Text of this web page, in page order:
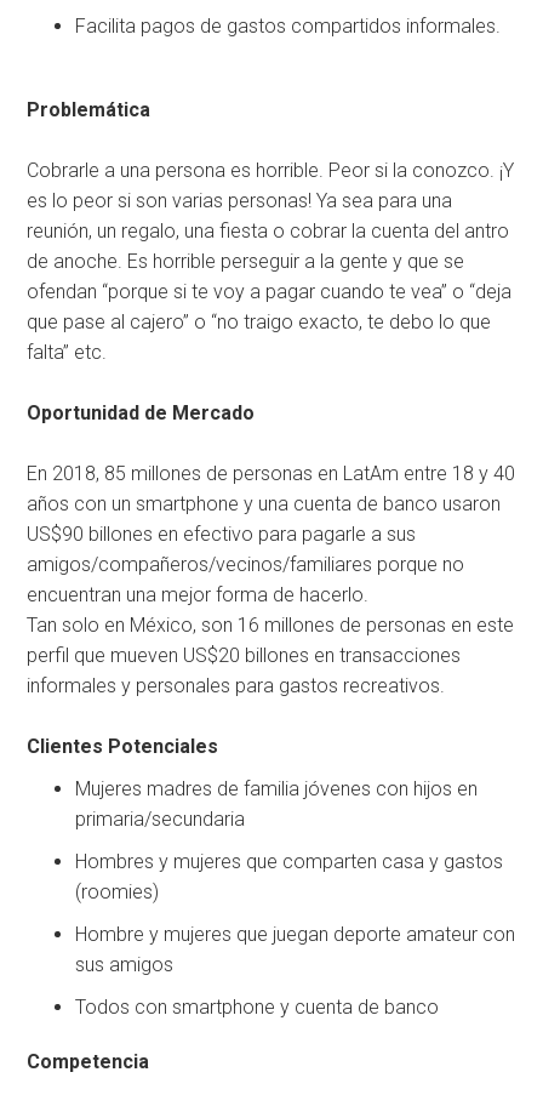
Facilita pagos de gastos compartidos informales.
Problemática
Cobrarle a una persona es horrible. Peor si la conozco. ¡Y
es lo peor si son varias personas! Ya sea para una
reunión, un regalo, una fiesta o cobrar la cuenta del antro
de anoche. Es horrible perseguir a la gente y que se
ofendan “porque si te voy a pagar cuando te vea” o “deja
que pase al cajero” o “no traigo exacto, te debo lo que
falta” etc.
Oportunidad de Mercado
En 2018, 85 millones de personas en LatAm entre 18 y 40
años con un smartphone y una cuenta de banco usaron
US$90 billones en efectivo para pagarle a sus
amigos/compañeros/vecinos/familiares porque no
encuentran una mejor forma de hacerlo.
Tan solo en México, son 16 millones de personas en este
perfil que mueven US$20 billones en transacciones
informales y personales para gastos recreativos.
Clientes Potenciales
Mujeres madres de familia jóvenes con hijos en
primaria/secundaria
Hombres y mujeres que comparten casa y gastos
(roomies)
Hombre y mujeres que juegan deporte amateur con
sus amigos
Todos con smartphone y cuenta de banco
Competencia